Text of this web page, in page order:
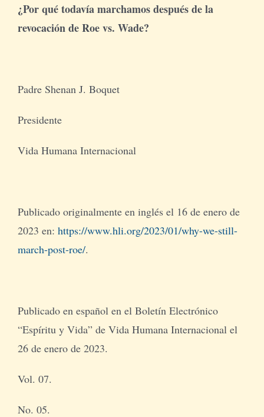
¿Por qué todavía marchamos después de la
revocación de Roe vs. Wade?
Padre Shenan J. Boquet
Presidente
Vida Humana Internacional
Publicado originalmente en inglés el 16 de enero de
2023 en: https://www.hli.org/2023/01/why-we-still-
march-post-roe/.
Publicado en español en el Boletín Electrónico
“Espíritu y Vida” de Vida Humana Internacional el
26 de enero de 2023.
Vol. 07.
No. 05.